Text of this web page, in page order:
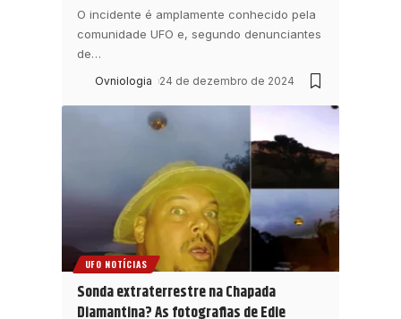
O incidente é amplamente conhecido pela
comunidade UFO e, segundo denunciantes
de…
Ovniologia 24 de dezembro de 2024
UFO NOTÍCIAS
Sonda extraterrestre na Chapada
Diamantina? As fotografias de Edie